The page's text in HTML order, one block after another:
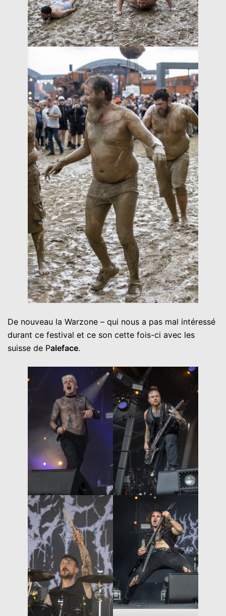
De nouveau la Warzone – qui nous a pas mal intéressé
durant ce festival et ce son cette fois-ci avec les
suisse de Paleface.